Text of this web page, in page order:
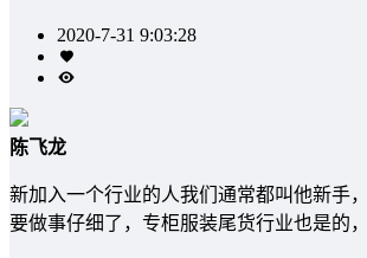
2020-7-31 9:03:28
陈飞龙
新加入一个行业的人我们通常都叫他新手
要做事仔细了，专柜服装尾货行业也是的